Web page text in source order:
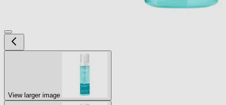
View larger image